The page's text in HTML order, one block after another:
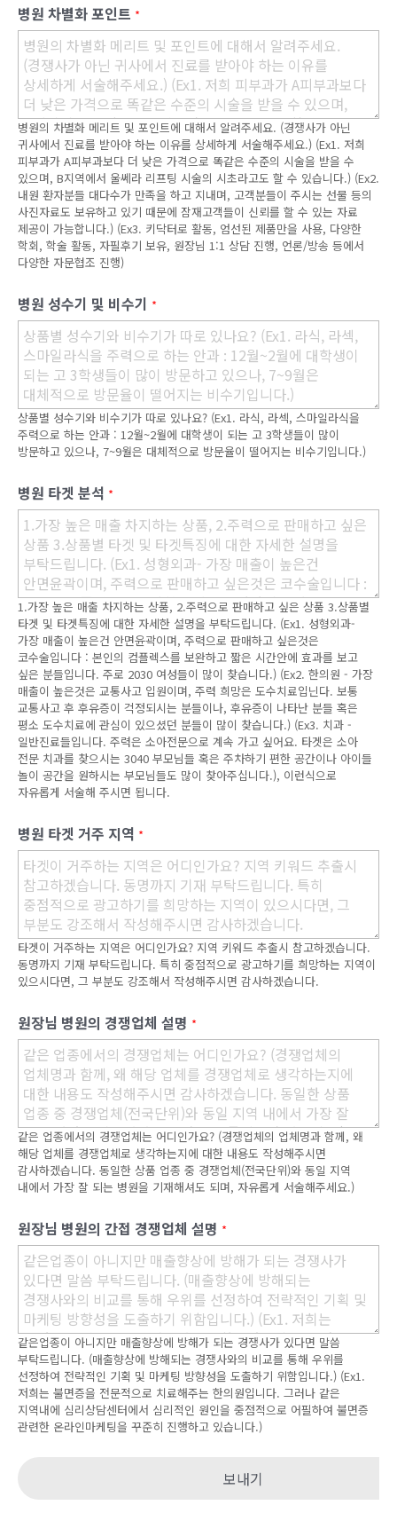
병원 차별화 포인트 *
병원의 차별화 메리트 및 포인트에 대해서 알려주세요. (경쟁사가 아닌
귀사에서 진료를 받아야 하는 이유를 상세하게 서술해주세요.) (Ex1. 저희
피부과가 A피부과보다 더 낮은 가격으로 똑같은 수준의 시술을 받을 수
있으며, B지역에서 울쎄라 리프팅 시술의 시초라고도 할 수 있습니다.) (Ex2.
내원 환자분들 대다수가 만족을 하고 지내며, 고객분들이 주시는 선물 등의
사진자료도 보유하고 있기 때문에 잠재고객들이 신뢰를 할 수 있는 자료
제공이 가능합니다.) (Ex3. 키닥터로 활동, 엄선된 제품만을 사용, 다양한
학회, 학술 활동, 자필후기 보유, 원장님 1:1 상담 진행, 언론/방송 등에서
다양한 자문협조 진행)
병원 성수기 및 비수기 *
상품별 성수기와 비수기가 따로 있나요? (Ex1. 라식, 라섹, 스마일라식을
주력으로 하는 안과 : 12월~2월에 대학생이 되는 고 3학생들이 많이
방문하고 있으나, 7~9월은 대체적으로 방문율이 떨어지는 비수기입니다.)
병원 타겟 분석 *
1.가장 높은 매출 차지하는 상품, 2.주력으로 판매하고 싶은 상품 3.상품별
타겟 및 타겟특징에 대한 자세한 설명을 부탁드립니다. (Ex1. 성형외과-
가장 매출이 높은건 안면윤곽이며, 주력으로 판매하고 싶은것은
코수술입니다 : 본인의 컴플렉스를 보완하고 짧은 시간안에 효과를 보고
싶은 분들입니다. 주로 2030 여성들이 많이 찾습니다.) (Ex2. 한의원 - 가장
매출이 높은것은 교통사고 입원이며, 주력 희망은 도수치료입닌다. 보통
교통사고 후 후유증이 걱정되시는 분들이나, 후유증이 나타난 분들 혹은
평소 도수치료에 관심이 있으셨던 분들이 많이 찾습니다.) (Ex3. 치과 -
일반진료들입니다. 주력은 소아전문으로 계속 가고 싶어요. 타겟은 소아
전문 치과를 찾으시는 3040 부모님들 혹은 주차하기 편한 공간이나 아이들
놀이 공간을 원하시는 부모님들도 많이 찾아주십니다.), 이런식으로
자유롭게 서술해 주시면 됩니다.
병원 타겟 거주 지역 *
타겟이 거주하는 지역은 어디인가요? 지역 키워드 추출시 참고하겠습니다.
동명까지 기재 부탁드립니다. 특히 중점적으로 광고하기를 희망하는 지역이
있으시다면, 그 부분도 강조해서 작성해주시면 감사하겠습니다.
원장님 병원의 경쟁업체 설명 *
같은 업종에서의 경쟁업체는 어디인가요? (경쟁업체의 업체명과 함께, 왜
해당 업체를 경쟁업체로 생각하는지에 대한 내용도 작성해주시면
감사하겠습니다. 동일한 상품 업종 중 경쟁업체(전국단위)와 동일 지역
내에서 가장 잘 되는 병원을 기재해셔도 되며, 자유롭게 서술해주세요.)
원장님 병원의 간접 경쟁업체 설명 *
같은업종이 아니지만 매출향상에 방해가 되는 경쟁사가 있다면 말씀
부탁드립니다. (매출향상에 방해되는 경쟁사와의 비교를 통해 우위를
선정하여 전략적인 기획 및 마케팅 방향성을 도출하기 위함입니다.) (Ex1.
저희는 불면증을 전문적으로 치료해주는 한의원입니다. 그러나 같은
지역내에 심리상담센터에서 심리적인 원인을 중점적으로 어필하여 불면증
관련한 온라인마케팅을 꾸준히 진행하고 있습니다.)
보내기